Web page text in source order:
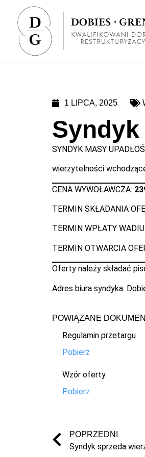
1 LIPCA, 2025
SYNDYK MASY
wierzytelności
CENA WYWOŁAWCZA:
TERMIN SKŁADANIA
TERMIN WPŁATY
TERMIN OTWARCIA
Oferty należy składać
Adres biura syndyka:
POWIĄZANE
Regulamin przetargu
Pobierz
Wzór oferty
Pobierz
POPRZEDNI
Syndyk sprzeda